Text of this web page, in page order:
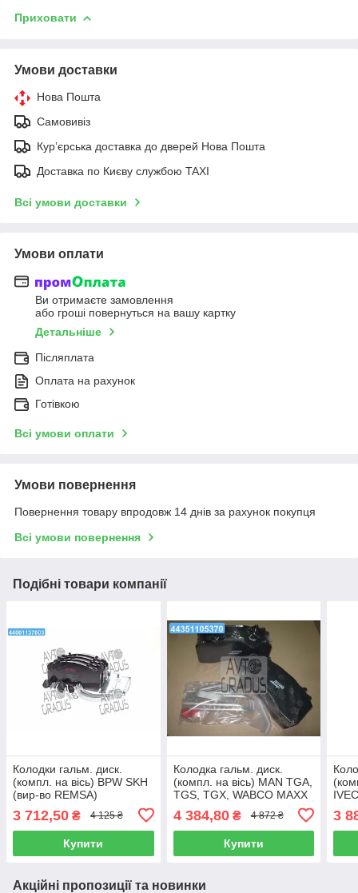
Приховати
Умови доставки
Нова Пошта
Самовивіз
Курʼєрська доставка до дверей Нова Пошта
Доставка по Києву службою TAXI
Всі умови доставки
Умови оплати
Ви отримаєте замовлення
або гроші повернуться на вашу картку
Детальніше
Післяплата
Оплата на рахунок
Готівкою
Всі умови оплати
Умови повернення
Повернення товару впродовж 14 днів за рахунок покупця
Всі умови повернення
Подібні товари компанії
Колодки гальм. диск.
(компл. на вісь) BPW SKH
(вир-во REMSA)
3 712,50 ₴ 4 125 ₴
Купити
Колодка гальм. диск.
(компл. на вісь) MAN TGA,
TGS, TGX, WABCO MAXX
22 (вир-во Techno Brake)
960793E11
4 384,80₴ 4 872 ₴
Купити
3
Акційні пропозиції та новинки